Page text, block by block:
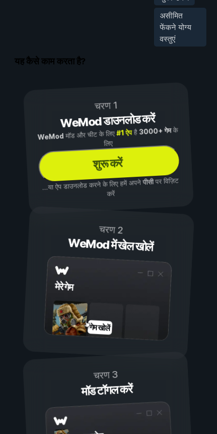
असीमित
फेंकने योग्य
वस्तुएं
यह कैसे काम करता है?
चरण 1
WeMod डाउनलोड करें
WeMod मॉड और चीट के लिए#1 ऐपहै3000+ गेमके
लिए
शुरू करें
...या ऐप डाउनलोड करने के लिए हमें अपनेपीसीपर विज़िट
करें
चरण 2
WeMod में खेल खोलें
मेरे गेम
गेम खोलें
चरण 3
मॉड टॉगल करें